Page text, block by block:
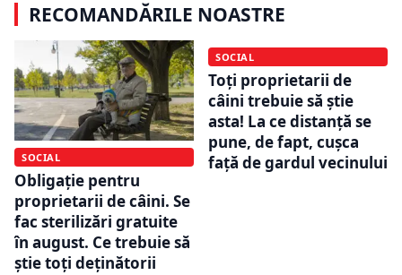
RECOMANDĂRILE NOASTRE
SOCIAL
Obligație pentru
proprietarii de câini. Se
fac sterilizări gratuite
în august. Ce trebuie să
știe toți deținătorii
SOCIAL
Toți proprietarii de
câini trebuie să știe
asta! La ce distanță se
pune, de fapt, cușca
față de gardul vecinului